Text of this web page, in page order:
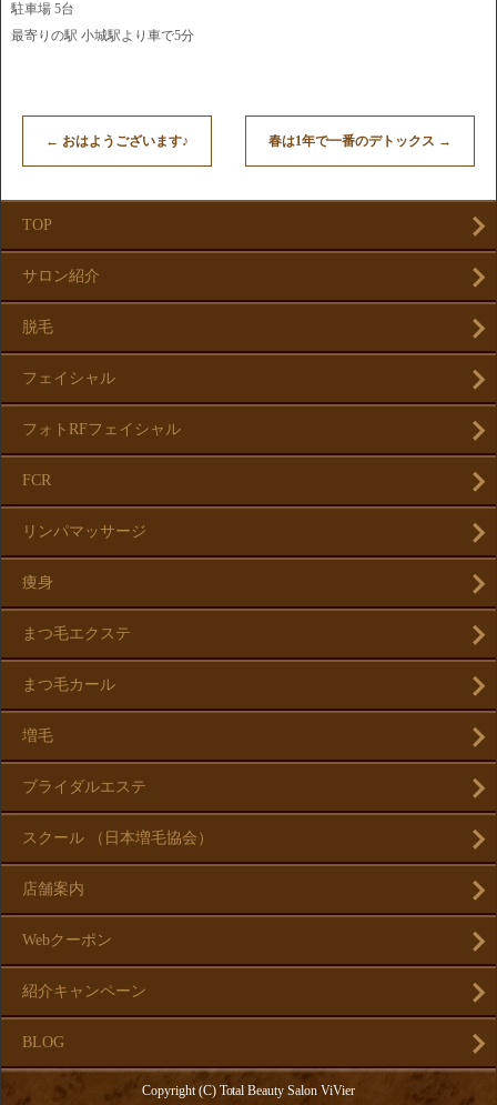
駐車場 5台
最寄りの駅 小城駅より車で5分
← おはようございます♪ 春は1年で一番のデトックス →
TOP
サロン紹介
脱毛
フェイシャル
フォトRFフェイシャル
FCR
リンパマッサージ
痩身
まつ毛エクステ
まつ毛カール
増毛
ブライダルエステ
スクール （日本増毛協会）
店舗案内
Webクーポン
紹介キャンペーン
BLOG
Copyright (C) Total Beauty Salon ViVier